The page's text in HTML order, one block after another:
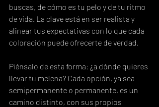
buscas, de cómo es tu pelo y de tu ritmo
de vida. La clave está en ser realista y
alinear tus expectativas con lo que cada
coloración puede ofrecerte de verdad.
Piénsalo de esta forma: ¿a dónde quieres
llevar tu melena? Cada opción, ya sea
semipermanente o permanente, es un
camino distinto, con sus propios